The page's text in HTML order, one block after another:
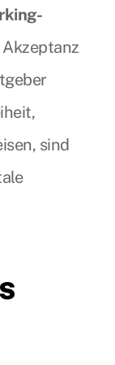
sind